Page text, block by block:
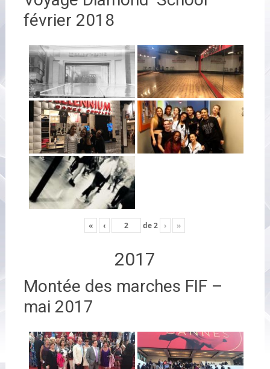
février 2018
« ‹ de2 › »
2017
Montée des marches FIF –
mai 2017